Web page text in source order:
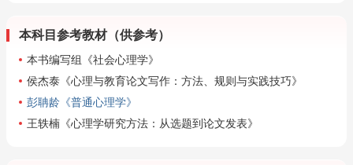
本科目参考教材（供参考）
本书编写组《社会心理学》
侯杰泰《心理与教育论文写作：方法、规则与实践技巧》
彭聃龄《普通心理学》
王轶楠《心理学研究方法：从选题到论文发表》